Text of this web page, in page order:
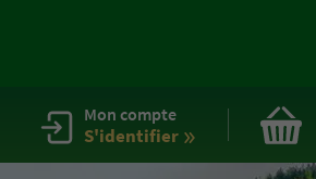
Mon compte
S'identifier